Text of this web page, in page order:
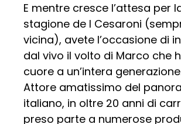
E mentre cresce l’attesa per
stagione de I Cesaroni
vicina), avete l’occasione di
dal vivo il volto di Marco che
cuore a un’intera
Attore amatissimo del
italiano, in oltre 20 anni di
preso parte a numerose